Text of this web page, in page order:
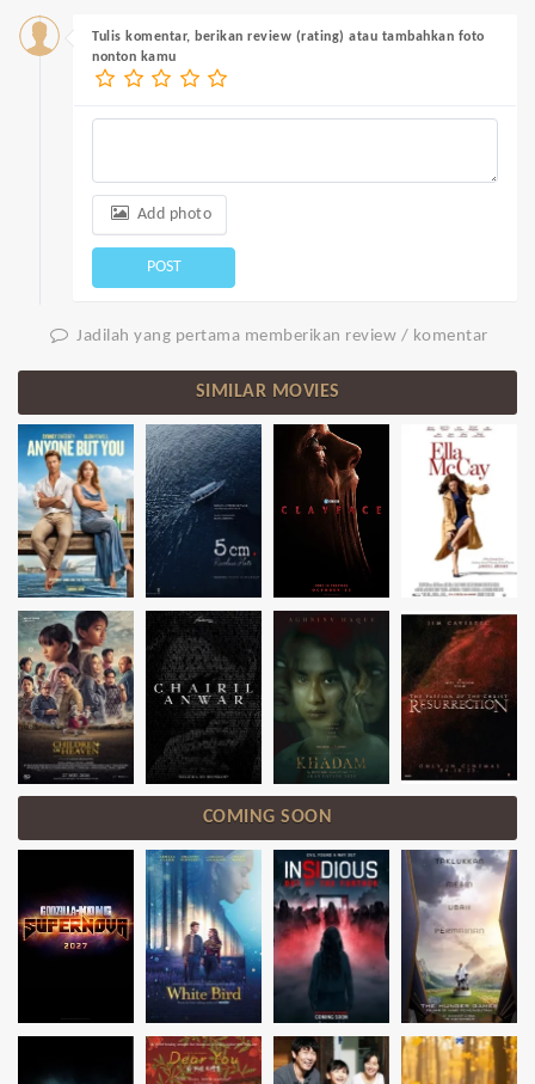
Tulis komentar, berikan review (rating) atau tambahkan foto
nonton kamu
Add photo
POST
Jadilah yang pertama memberikan review / komentar
SIMILAR MOVIES
COMING SOON